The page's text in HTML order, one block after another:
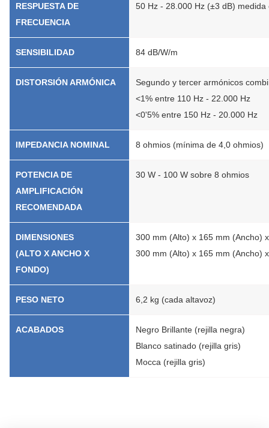
RESPUESTA DE
FRECUENCIA
50 Hz - 28.000 Hz (±3 dB)
SENSIBILIDAD 84 dB/W/m
DISTORSIÓN ARMÓNICA
Segundo y tercer armónicos
<1% entre 110 Hz - 22.000 Hz
<0'5% entre 150 Hz - 20.000 Hz
IMPEDANCIA NOMINAL 8 ohmios (mínima de 4,0 ohmios)
POTENCIA DE
AMPLIFICACIÓN
RECOMENDADA
30 W - 100 W sobre 8 ohmios
DIMENSIONES
(ALTO X ANCHO X
FONDO)
300 mm (Alto) x 165 mm (Ancho)
300 mm (Alto) x 165 mm (Ancho)
PESO NETO 6,2 kg (cada altavoz)
ACABADOS
Negro Brillante (rejilla negra)
Blanco satinado (rejilla gris)
Mocca (rejilla gris)